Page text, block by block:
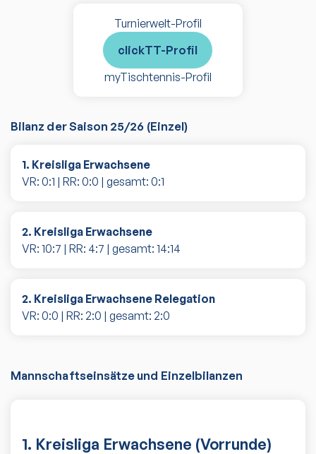
Turnierwelt-Profil
clickTT-Profil
myTischtennis-Profil
Bilanz der Saison 25/26 (Einzel)
1. Kreisliga Erwachsene
VR: 0:1 | RR: 0:0 | gesamt: 0:1
2. Kreisliga Erwachsene
VR: 10:7 | RR: 4:7 | gesamt: 14:14
2. Kreisliga Erwachsene Relegation
VR: 0:0 | RR: 2:0 | gesamt: 2:0
Mannschaftseinsätze und Einzelbilanzen
1. Kreisliga Erwachsene (Vorrunde)